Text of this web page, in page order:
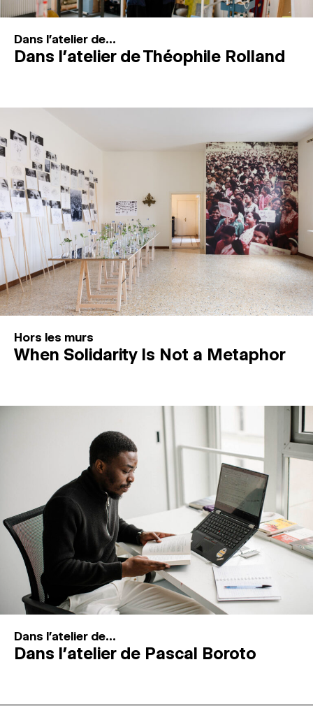
Dans l'atelier de...
Dans l’atelier de Théophile Rolland
Hors les murs
When Solidarity Is Not a Metaphor
Dans l'atelier de...
Dans l’atelier de Pascal Boroto